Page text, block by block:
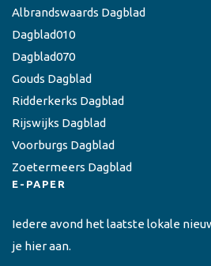
Albrandswaards Dagblad
Dagblad010
Dagblad070
Gouds Dagblad
Ridderkerks Dagblad
Rijswijks Dagblad
Voorburgs Dagblad
Zoetermeers Dagblad
E-PAPER
Iedere avond het laatste lokale
je hier aan.